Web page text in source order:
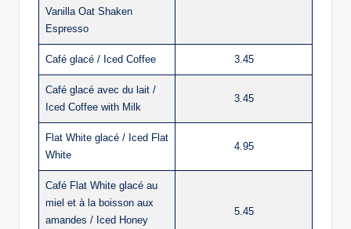
Vanilla Oat Shaken
Espresso
Café glacé / Iced Coffee 3.45
Café glacé avec du lait /
Iced Coffee with Milk
3.45
Flat White glacé / Iced Flat
White
4.95
Café Flat White glacé au
miel et à la boisson aux
amandes / Iced Honey
5.45